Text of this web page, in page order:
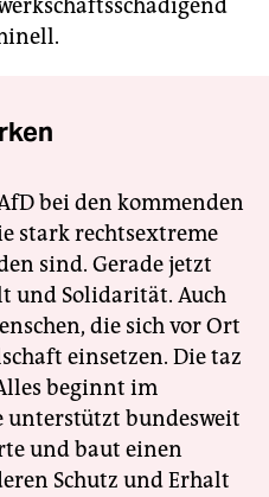
bei den kommenden
stark rechtsextreme
sind. Gerade jetzt
und Solidarität. Auch
die sich vor Ort
einsetzen. Die taz
beginnt im
unterstützt bundesweit
und baut einen
Schutz und Erhalt